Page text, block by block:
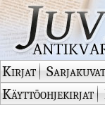
Kirjat Sarjakuvat
Käyttöohjekirjat